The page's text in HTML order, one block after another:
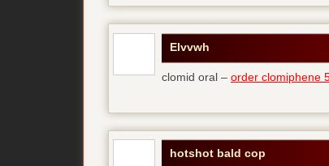
Elvvwh
clomid oral – order clomiphene
hotshot bald cop